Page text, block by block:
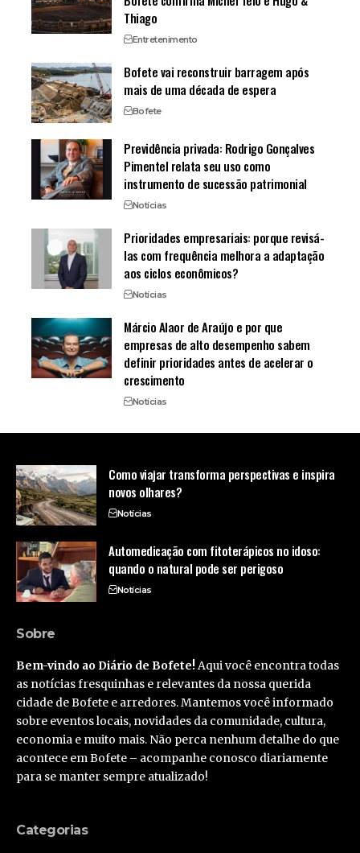
Thiago
Entretenimento
Bofete vai reconstruir barragem após
mais de uma década de espera
Bofete
Previdência privada: Rodrigo Gonçalves
Pimentel relata seu uso como
instrumento de sucessão patrimonial
Notícias
Prioridades empresariais: porque revisá-
las com frequência melhora a adaptação
aos ciclos econômicos?
Notícias
Márcio Alaor de Araújo e por que
empresas de alto desempenho sabem
definir prioridades antes de acelerar o
crescimento
Notícias
Como viajar transforma perspectivas e inspira
novos olhares?
Notícias
Automedicação com fitoterápicos no idoso:
quando o natural pode ser perigoso
Notícias
Sobre
Bem-vindo ao Diário de Bofete!Aqui você encontra todas
as notícias fresquinhas e relevantes da nossa querida
cidade de Bofete e arredores. Mantemos você informado
sobre eventos locais, novidades da comunidade, cultura,
economia e muito mais. Não perca nenhum detalhe do que
acontece em Bofete – acompanhe conosco diariamente
para se manter sempre atualizado!
Categorias